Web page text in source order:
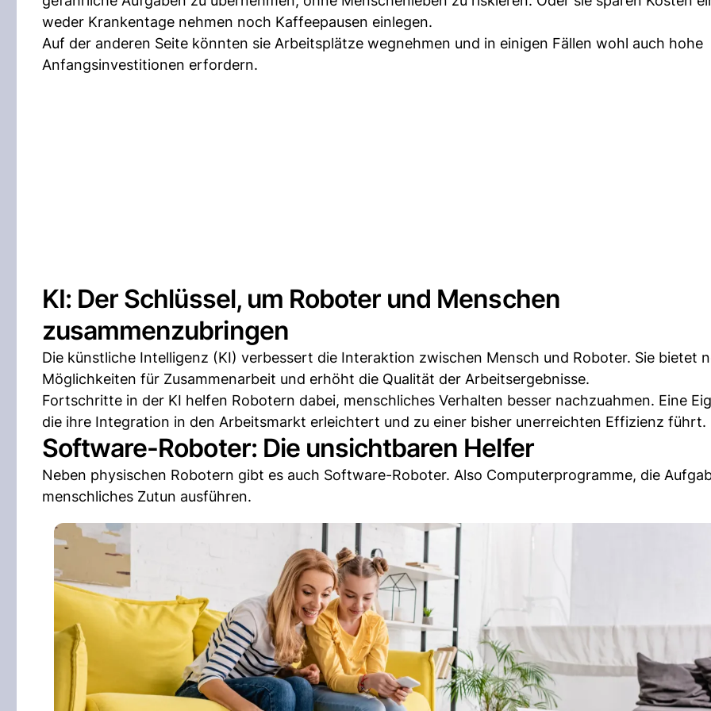
weder Krankentage nehmen noch Kaffeepausen einlegen.
Auf der anderen Seite könnten sie Arbeitsplätze wegnehmen und in einigen Fällen wohl auch hohe
Anfangsinvestitionen erfordern.
KI: Der Schlüssel, um Roboter und Menschen
zusammenzubringen
Die künstliche Intelligenz (KI) verbessert die Interaktion zwischen Mensch und Roboter. Sie bietet
Möglichkeiten für Zusammenarbeit und erhöht die Qualität der Arbeitsergebnisse.
Fortschritte in der KI helfen Robotern dabei, menschliches Verhalten besser nachzuahmen. Eine
die ihre Integration in den Arbeitsmarkt erleichtert und zu einer bisher unerreichten Effizienz führt.
Software-Roboter: Die unsichtbaren Helfer
Neben physischen Robotern gibt es auch Software-Roboter. Also Computerprogramme, die
menschliches Zutun ausführen.